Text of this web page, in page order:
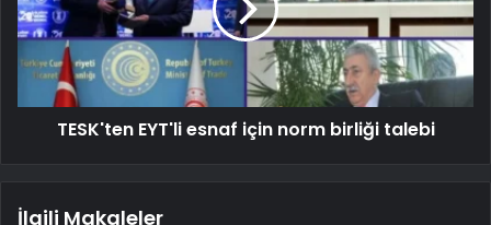
TESK'ten EYT'li esnaf için norm birliği talebi
İlgili Makaleler